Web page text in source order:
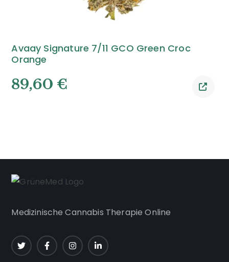
Avaay Signature 7/11 GCO Green Croc
Orange
89,60 €
Medizinische Cannabis Therapie Online